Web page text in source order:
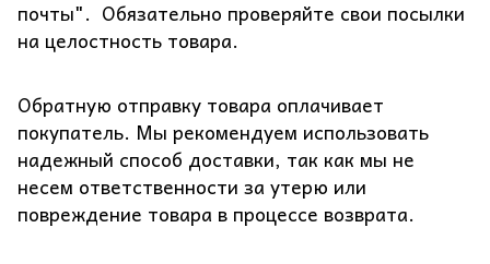
почты". Обязательно проверяйте свои посылки
на целостность товара.
Обратную отправку товара оплачивает
покупатель. Мы рекомендуем использовать
надежный способ доставки, так как мы не
несем ответственности за утерю или
повреждение товара в процессе возврата.